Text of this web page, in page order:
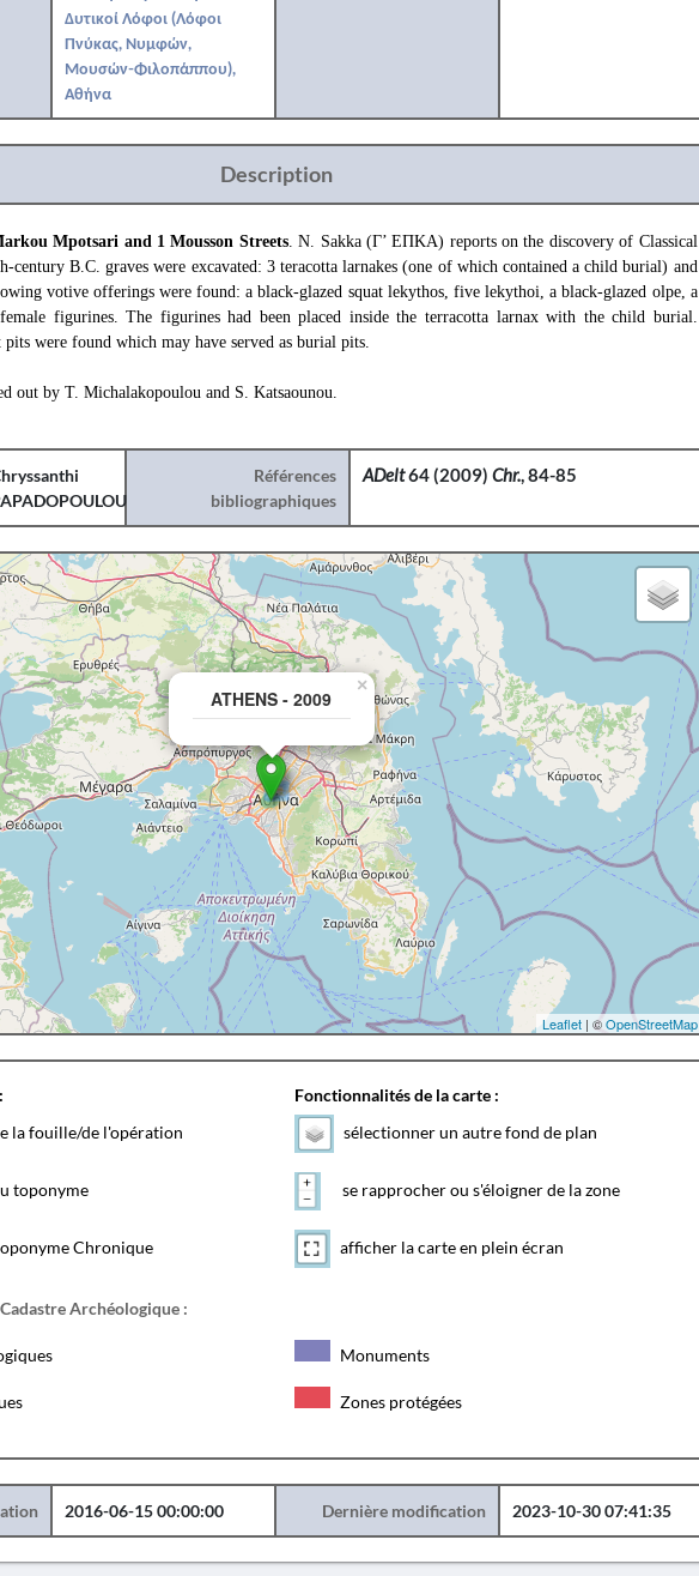
Δυτικοί Λόφοι (Λόφοι
Πνύκας, Νυμφών,
Μουσών-Φιλοπάππου),
Αθήνα
Description
Mpotsari and 1 Mousson Streets. N. Sakka (Γ’ ΕΠΚΑ) reports on the discovery of Classical
B.C. graves were excavated: 3 teracotta larnakes (one of which contained a child burial) and
votive offerings were found: a black-glazed squat lekythos, five lekythoi, a black-glazed olpe, a
figurines. The figurines had been placed inside the terracotta larnax with the child burial.
were found which may have served as burial pits.
out by T. Michalakopoulou and S. Katsaounou.
Références
bibliographiques
ADelt64 (2009)Chr., 84-85
ATHENS - 2009
×
Leaflet| ©OpenStreetMap
la fouille/de l'opération
toponyme
Chronique
Fonctionnalités de la carte :
sélectionner un autre fond de plan
se rapprocher ou s'éloigner de la zone
afficher la carte en plein écran
Archéologique :
Monuments
Zones protégées
2016-06-15 00:00:00 Dernière modification 2023-10-30 07:41:35